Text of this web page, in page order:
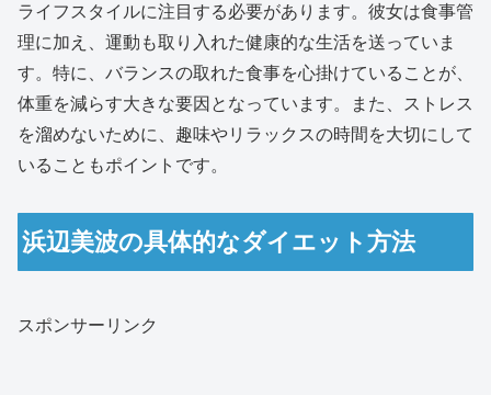
ライフスタイルに注目する必要があります。彼女は食事管
理に加え、運動も取り入れた健康的な生活を送っていま
す。特に、バランスの取れた食事を心掛けていることが、
体重を減らす大きな要因となっています。また、ストレス
を溜めないために、趣味やリラックスの時間を大切にして
いることもポイントです。
浜辺美波の具体的なダイエット方法
スポンサーリンク